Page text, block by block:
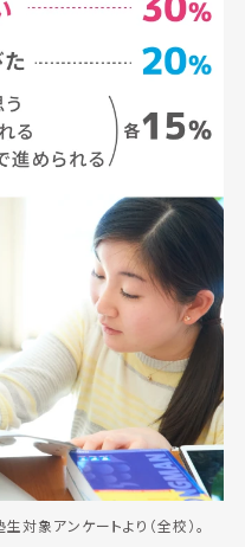
象アンケートより（全校）。